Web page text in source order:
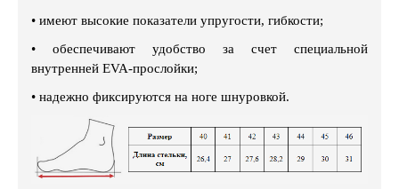
• имеют высокие показатели упругости, гибкости;
• обеспечивают удобство за счет специальной
внутренней EVA-прослойки;
• надежно фиксируются на ноге шнуровкой.